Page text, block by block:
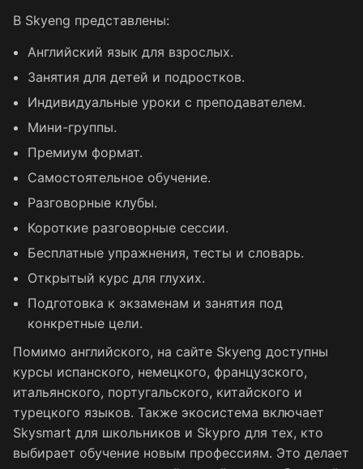
В Skyeng представлены:
Английский язык для взрослых.
Занятия для детей и подростков.
Индивидуальные уроки с преподавателем.
Мини-группы.
Премиум формат.
Самостоятельное обучение.
Разговорные клубы.
Короткие разговорные сессии.
Бесплатные упражнения, тесты и словарь.
Открытый курс для глухих.
Подготовка к экзаменам и занятия под
конкретные цели.
Помимо английского, на сайте Skyeng доступны
курсы испанского, немецкого, французского,
итальянского, португальского, китайского и
турецкого языков. Также экосистема включает
Skysmart для школьников и Skypro для тех, кто
выбирает обучение новым профессиям. Это делает